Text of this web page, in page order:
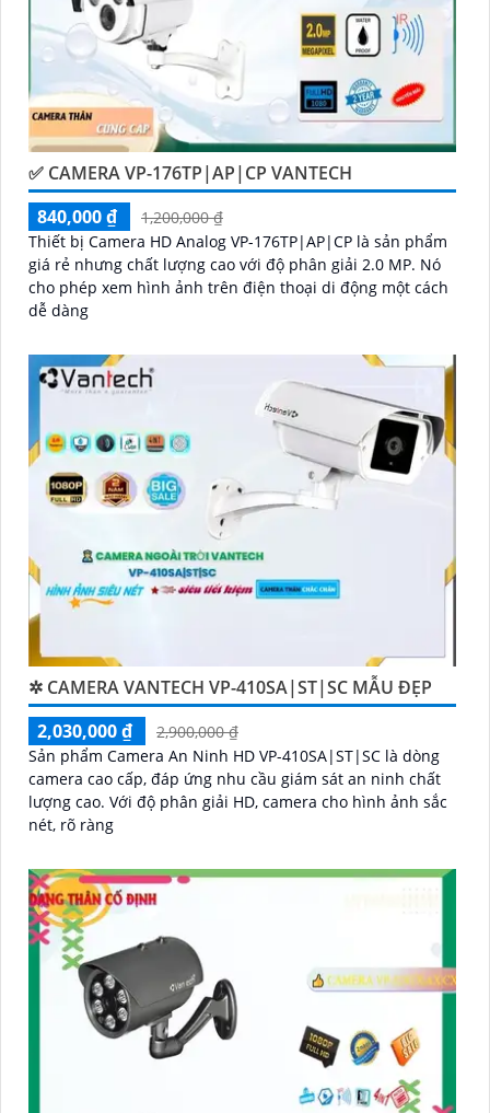
✅ CAMERA VP-176TP|AP|CP VANTECH
840,000 ₫
1,200,000 ₫
Thiết bị Camera HD Analog VP-176TP|AP|CP là sản phẩm
giá rẻ nhưng chất lượng cao với độ phân giải 2.0 MP. Nó
cho phép xem hình ảnh trên điện thoại di động một cách
dễ dàng
✲ CAMERA VANTECH VP-410SA|ST|SC MẪU ĐẸP
2,030,000 ₫
2,900,000 ₫
Sản phẩm Camera An Ninh HD VP-410SA|ST|SC là dòng
camera cao cấp, đáp ứng nhu cầu giám sát an ninh chất
lượng cao. Với độ phân giải HD, camera cho hình ảnh sắc
nét, rõ ràng